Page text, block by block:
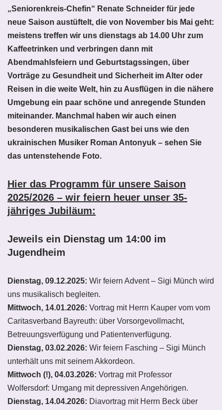
„Seniorenkreis-Chefin“ Renate Schneider für jede
neue Saison austüftelt, die von November bis Mai geht:
meistens treffen wir uns dienstags ab 14.00 Uhr zum
Kaffeetrinken und verbringen dann mit
Abendmahlsfeiern und Geburtstagssingen, über
Vorträge zu Gesundheit und Sicherheit im Alter oder
Reisen in die weite Welt, hin zu Ausflügen in die nähere
Umgebung ein paar schöne und anregende Stunden
miteinander. Manchmal haben wir auch einen
besonderen musikalischen Gast bei uns wie den
ukrainischen Musiker Roman Antonyuk – sehen Sie
das untenstehende Foto.
Hier das Programm für unsere Saison
2025/2026 – wir feiern heuer unser 35-
jähriges Jubiläum:
Jeweils ein Dienstag um 14:00 im
Jugendheim
Dienstag, 09.12.2025: Wir feiern Advent – Sigi Münch wird
uns musikalisch begleiten.
Mittwoch, 14.01.2026: Vortrag mit Herrn Kauper vom vom
Caritasverband Bayreuth: über Vorsorgevollmacht,
Betreuungsverfügung und Patientenverfügung.
Dienstag, 03.02.2026: Wir feiern Fasching – Sigi Münch
unterhält uns mit seinem Akkordeon.
Mittwoch (!), 04.03.2026: Vortrag mit Professor
Wolfersdorf: Umgang mit depressiven Angehörigen.
Dienstag, 14.04.2026: Diavortrag mit Herrn Beck über